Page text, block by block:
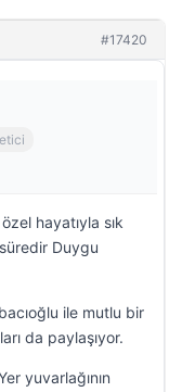
#17420
hayatıyla sık
Duygu
ile mutlu bir
da paylaşıyor.
yuvarlağının